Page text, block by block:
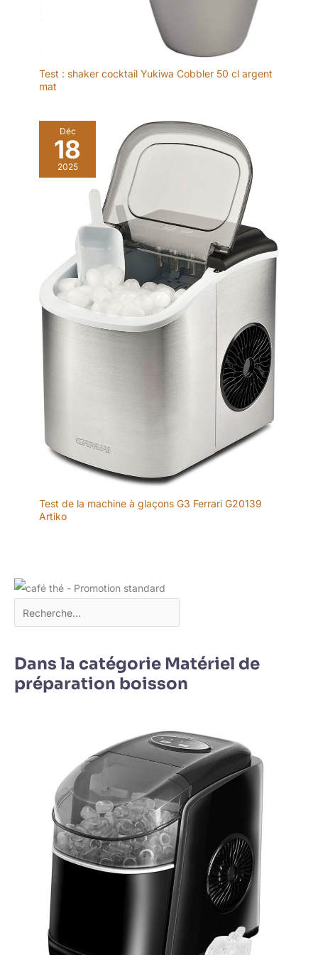
Test : shaker cocktail Yukiwa Cobbler 50 cl argent
mat
Déc
18
2025
Test de la machine à glaçons G3 Ferrari G20139
Artiko
Dans la catégorie Matériel de
préparation boisson